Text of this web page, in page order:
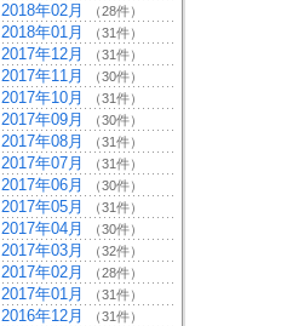
2018年02月 （28件）
2018年01月 （31件）
2017年12月 （31件）
2017年11月 （30件）
2017年10月 （31件）
2017年09月 （30件）
2017年08月 （31件）
2017年07月 （31件）
2017年06月 （30件）
2017年05月 （31件）
2017年04月 （30件）
2017年03月 （32件）
2017年02月 （28件）
2017年01月 （31件）
2016年12月 （31件）